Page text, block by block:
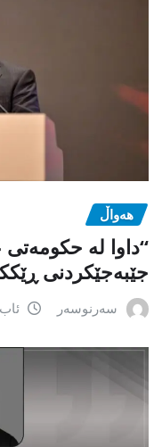
هەواڵ
“داوا لە
جێبەجێكردنی
سەرنوسەر ئاب 6, 2026